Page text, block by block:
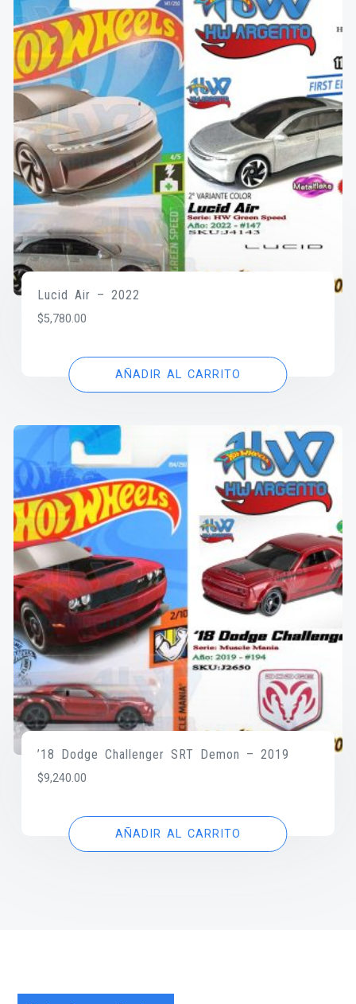
Lucid Air – 2022
$5,780.00
AÑADIR AL CARRITO
’18 Dodge Challenger SRT Demon – 2019
$9,240.00
AÑADIR AL CARRITO